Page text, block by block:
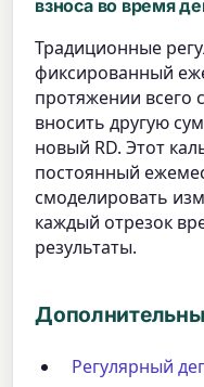
взноса во время
Традиционные
фиксированный
протяжении всего
вносить другую
новый RD. Этот
постоянный
смоделировать
каждый отрезок
результаты.
Регулярный